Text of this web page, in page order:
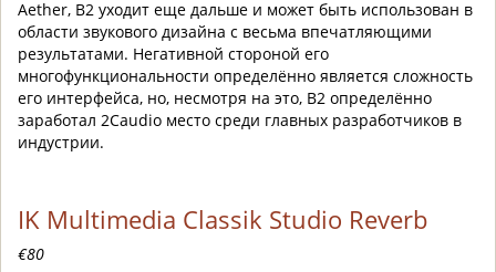
Aether, B2 уходит еще дальше и может быть использован в
области звукового дизайна с весьма впечатляющими
результатами. Негативной стороной его
многофункциональности определённо является сложность
его интерфейса, но, несмотря на это, B2 определённо
заработал 2Caudio место среди главных разработчиков в
индустрии.
IK Multimedia Classik Studio Reverb
€80